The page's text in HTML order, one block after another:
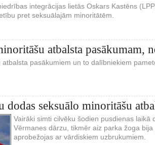
integrācijas lietās Oskars Kastēns
pret seksuālajām minoritātēm.
atbalsta pasākumam,
pasākumiem un to dalībniekiem
seksuālo minoritāšu
Vairāki simti cilvēku šodien pusdienas
Vērmanes dārzu, tikmēr aiz parka žoga
aprobežojas ar vārdiskiem uzbrukumiem.